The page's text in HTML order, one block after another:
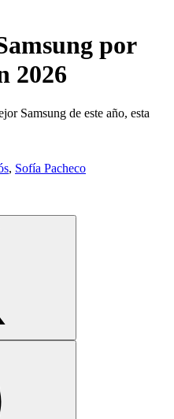
por
2026
Samsung de este año, esta
, Sofía Pacheco